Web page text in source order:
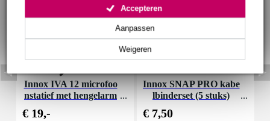
Weigeren
Aanpassen
Accepteren
Innox IVA 12 microfoo
nstatief met hengelarm
€ 19,-
Innox SNAP PRO kabe
lbinderset (5 stuks)
€ 7,50